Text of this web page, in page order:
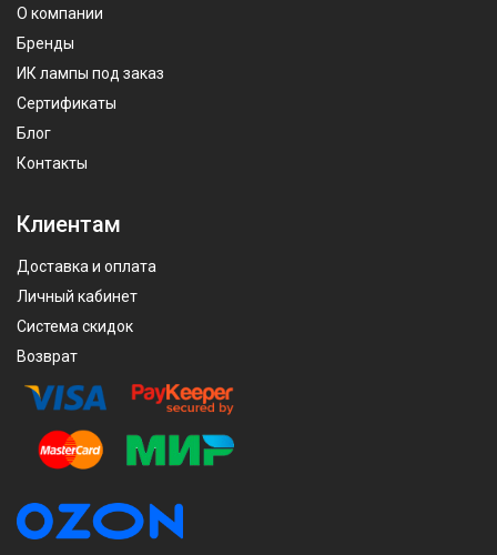
О компании
Бренды
ИК лампы под заказ
Сертификаты
Блог
Контакты
Клиентам
Доставка и оплата
Личный кабинет
Система скидок
Возврат